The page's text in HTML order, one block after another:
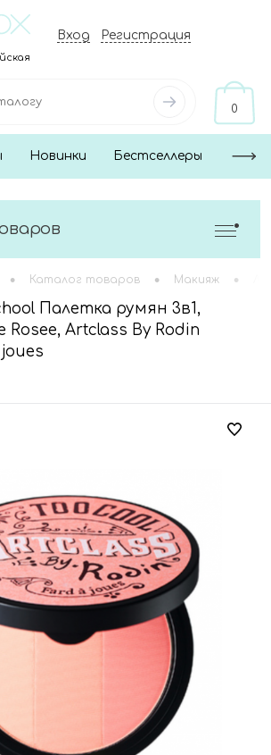
Вход Регистрация
0
Новинки Бестселлеры
• Каталог товаров • Макияж •
Палетка румян 3в1,
Artclass By Rodin